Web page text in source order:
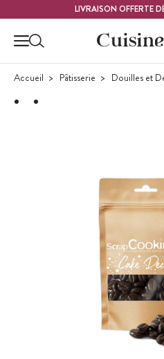
LIVRAISON OFFERTE
Accueil Pâtisserie Douilles et